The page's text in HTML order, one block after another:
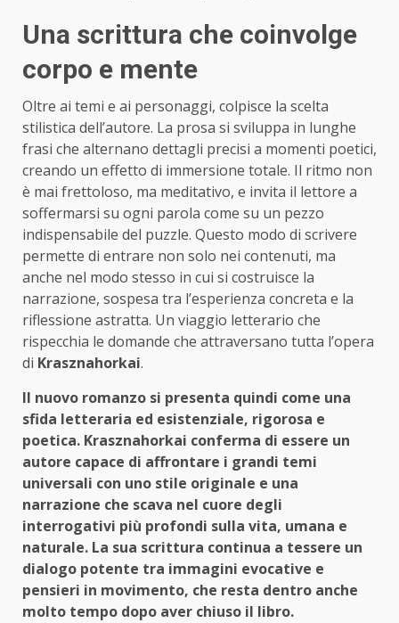
Una scrittura che coinvolge
corpo e mente
Oltre ai temi e ai personaggi, colpisce la scelta
stilistica dell’autore. La prosa si sviluppa in lunghe
frasi che alternano dettagli precisi a momenti poetici,
creando un effetto di immersione totale. Il ritmo non
è mai frettoloso, ma meditativo, e invita il lettore a
soffermarsi su ogni parola come su un pezzo
indispensabile del puzzle. Questo modo di scrivere
permette di entrare non solo nei contenuti, ma
anche nel modo stesso in cui si costruisce la
narrazione, sospesa tra l’esperienza concreta e la
riflessione astratta. Un viaggio letterario che
rispecchia le domande che attraversano tutta l’opera
di Krasznahorkai.
Il nuovo romanzo si presenta quindi come una
sfida letteraria ed esistenziale, rigorosa e
poetica. Krasznahorkai conferma di essere un
autore capace di affrontare i grandi temi
universali con uno stile originale e una
narrazione che scava nel cuore degli
interrogativi più profondi sulla vita, umana e
naturale. La sua scrittura continua a tessere un
dialogo potente tra immagini evocative e
pensieri in movimento, che resta dentro anche
molto tempo dopo aver chiuso il libro.